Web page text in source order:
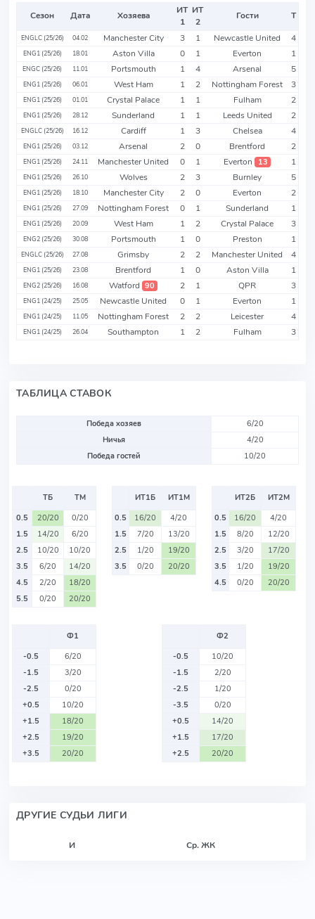
Сезон Дата Хозяева
ИТ
1
ИТ
2
Гости Т
ENGLC (25/26) 04.02 Manchester City 3 1 Newcastle United 4
ENG1 (25/26) 18.01 Aston Villa 0 1 Everton 1
ENGC (25/26) 11.01 Portsmouth 1 4 Arsenal 5
ENG1 (25/26) 06.01 West Ham 1 2 Nottingham Forest 3
ENG1 (25/26) 01.01 Crystal Palace 1 1 Fulham 2
ENG1 (25/26) 28.12 Sunderland 1 1 Leeds United 2
ENGLC (25/26) 16.12 Cardiff 1 3 Chelsea 4
ENG1 (25/26) 03.12 Arsenal 2 0 Brentford 2
ENG1 (25/26) 24.11 Manchester United 0 1 Everton 13 1
ENG1 (25/26) 26.10 Wolves 2 3 Burnley 5
ENG1 (25/26) 18.10 Manchester City 2 0 Everton 2
ENG1 (25/26) 27.09 Nottingham Forest 0 1 Sunderland 1
ENG1 (25/26) 20.09 West Ham 1 2 Crystal Palace 3
ENG2 (25/26) 30.08 Portsmouth 1 0 Preston 1
ENGLC (25/26) 27.08 Grimsby 2 2 Manchester United 4
ENG1 (25/26) 23.08 Brentford 1 0 Aston Villa 1
ENG2 (25/26) 16.08 Watford 90 2 1 QPR 3
ENG1 (24/25) 25.05 Newcastle United 0 1 Everton 1
ENG1 (24/25) 11.05 Nottingham Forest 2 2 Leicester 4
ENG1 (24/25) 26.04 Southampton 1 2 Fulham 3
ТАБЛИЦА СТАВОК
Победа хозяев
6/20
Ничья
4/20
Победа гостей
10/20
ТБ
ТМ
0.5
20/20
0/20
1.5
14/20
6/20
2.5
10/20
10/20
3.5
6/20
14/20
4.5
2/20
18/20
5.5
0/20 20/20
ИТ1Б
ИТ1М
0.5
16/20
4/20
1.5
7/20
13/20
2.5
1/20
19/20
3.5
0/20 20/20
ИТ2Б
ИТ2М
0.5
16/20
4/20
1.5
8/20
12/20
2.5
3/20
17/20
3.5
1/20
19/20
4.5
0/20 20/20
Ф1
-0.5
6/20
-1.5
3/20
-2.5
0/20
+0.5
10/20
+1.5
18/20
+2.5
19/20
+3.5
20/20
Ф2
-0.5
10/20
-1.5
2/20
-2.5
1/20
-3.5
0/20
+0.5
14/20
+1.5
17/20
+2.5
20/20
ДРУГИЕ СУДЬИ ЛИГИ
И Ср. ЖК